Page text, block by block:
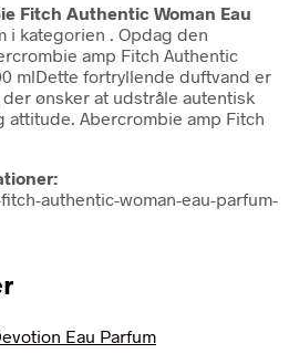
Fitch Authentic Woman Eau
i kategorien . Opdag den
amp Fitch Authentic
mlDette fortryllende duftvand er
ønsker at udstråle autentisk
Abercrombie amp Fitch
authentic-woman-eau-parfum-